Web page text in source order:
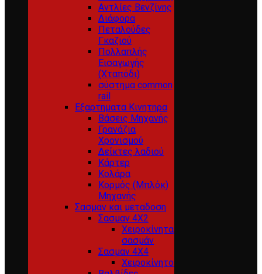
Αντλίες Βενζίνης
Διάφορα
Πεταλούδες
Γκαζιού
Πολλαπλής
Εισαγωγής
(Χταπόδι)
σύστημα common
rail
Εξαρτηματα Κινητηρα
Βάσεις Μηχανής
Γρανάζια
Χρονισμού
Δείκτες λαδιού
Κάρτερ
Κολάρα
Κορμός (Μπλόκ)
Μηχανής
Σασμαν και μεταδοση
Σασμαν 4Χ2
Χειροκίνητα
σασμάν
Σασμαν 4Χ4
Χειροκίνητο